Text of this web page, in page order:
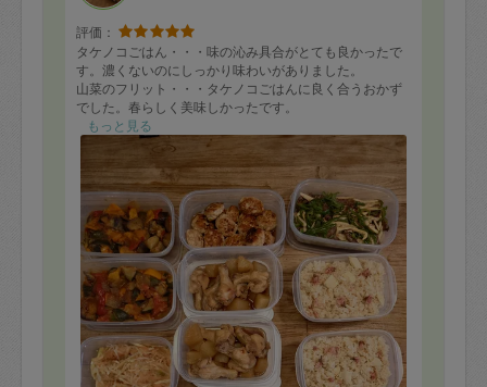
評価：
タケノコごはん・・・味の沁み具合がとても良かったで
す。濃くないのにしっかり味わいがありました。
山菜のフリット・・・タケノコごはんに良く合うおかず
でした。春らしく美味しかったです。
たらこネギ和え・・・たらこをネギで和えた副菜は食べ
たことなかったですが、良い副菜でした。
長芋ハーブグリル・・・さくさくした長芋の食感とハー
ブでの味付けがとても良かったです。
青椒肉絲・・・青椒肉絲、久しぶりに食べれて良かった
です。ごはん良く合いました。
手羽大根・・・少し甘めな味付けで子供がぱくぱく食べ
てくれました。
ガーリックシュリンプ・・・あまり食べる機会はないで
すが、嬉しい1品でした。
とりつくね照り焼き・・・こちらも子供が食べ易くてあ
りがたい１品でした。
ラタトゥイユ・・・こちらは大人が嬉しい１品でした。
野菜がしっかり摂れて有難いです。
もっと見る